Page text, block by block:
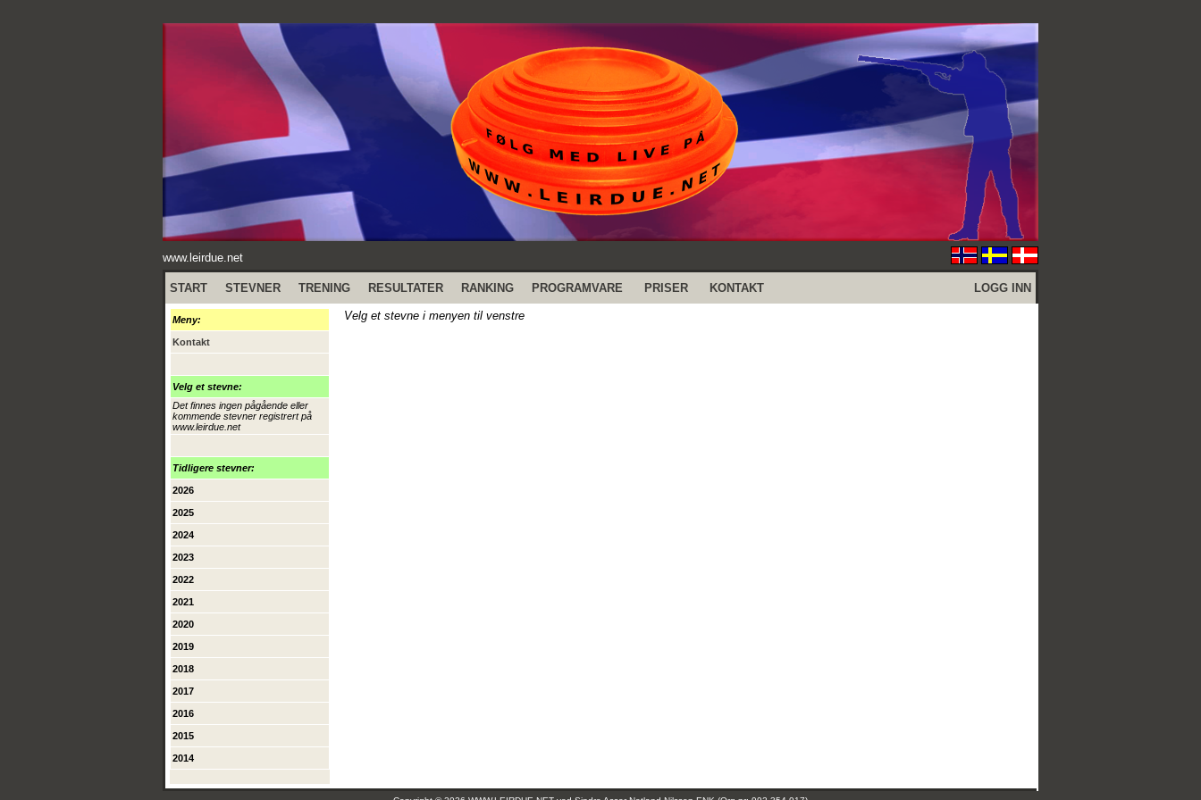
www.leirdue.net
START STEVNER TRENING RESULTATER RANKING PROGRAMVARE PRISER KONTAKT LOGG INN
Meny:
Kontakt
Velg et stevne:
Det finnes ingen pågående eller
kommende stevner registrert på
www.leirdue.net
Tidligere stevner:
2026
2025
2024
2023
2022
2021
2020
2019
2018
2017
2016
2015
2014
Velg et stevne i menyen til venstre